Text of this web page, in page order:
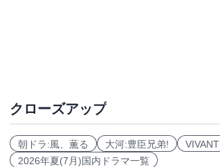
おすすめ
クローズアップ
朝ドラ:風、薫る 大河:豊臣兄弟!
VIVANT
2026年夏(7月)国内ドラマ一覧